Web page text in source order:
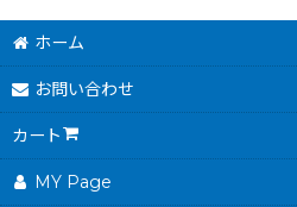
ホーム
お問い合わせ
カート
MY Page